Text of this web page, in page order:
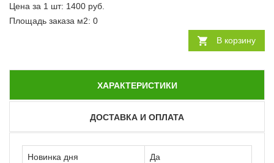
Цена за 1 шт: 1400 руб.
Площадь заказа м2: 0
В корзину
ХАРАКТЕРИСТИКИ
ДОСТАВКА И ОПЛАТА
Новинка дня Да